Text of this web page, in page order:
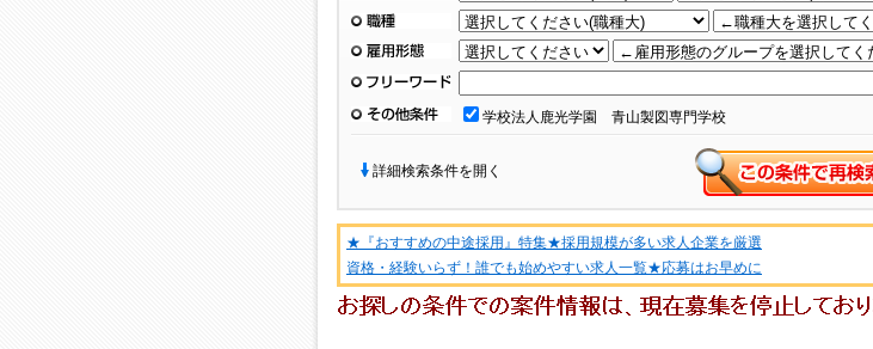
職種
雇用形態
フリーワード
その他条件 学校法人鹿光学園 青山製図専門学校
詳細検索条件を開く
★『おすすめの中途採用』特集★採用規模が多い求人企業を厳選
資格・経験いらず！誰でも始めやすい求人一覧★応募はお早めに